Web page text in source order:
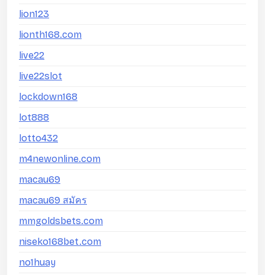
lion123
lionth168.com
live22
live22slot
lockdown168
lot888
lotto432
m4newonline.com
macau69
macau69 สมัคร
mmgoldsbets.com
niseko168bet.com
no1huay